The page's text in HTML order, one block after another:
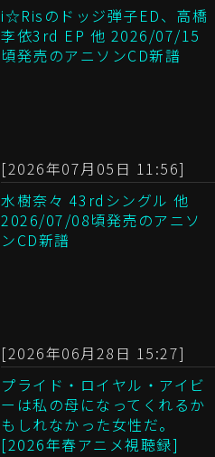
i☆Risのドッジ弾子ED、高橋
李依3rd EP 他 2026/07/15
頃発売のアニソンCD新譜
[2026年07月05日 11:56]
水樹奈々 43rdシングル 他
2026/07/08頃発売のアニソ
ンCD新譜
[2026年06月28日 15:27]
プライド・ロイヤル・アイビ
ーは私の母になってくれるか
もしれなかった女性だ。
[2026年春アニメ視聴録]